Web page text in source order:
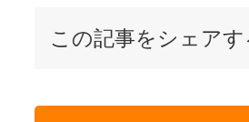
この記事をシェアす